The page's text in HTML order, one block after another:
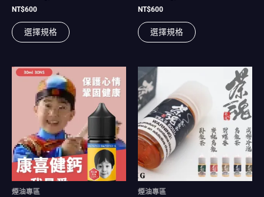
NT$600
選擇規格
擇
NT$600
選擇規格
擇
煙油專區
產
品
有
多
種
款
式。
可
在
煙油專區
有
多
種
款
式。
可
在